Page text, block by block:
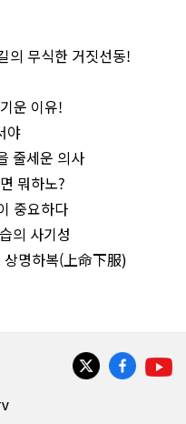
의 무식한 거짓선동!
운 이유!
야
줄세운 의사
뭐하노?
중요하다
의 사기성
상명하복(上命下服)